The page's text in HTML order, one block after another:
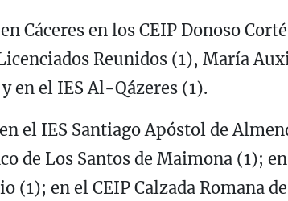
Cáceres en los CEIP Donoso
Reunidos (1), María
en el IES Al-Qázeres (1).
el IES Santiago Apóstol de
de Los Santos de Maimona (1);
(1); en el CEIP Calzada Romana